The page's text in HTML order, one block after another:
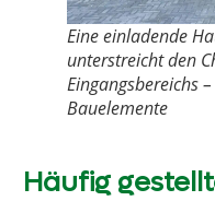
Eine einladende
unterstreicht den
Eingangsbereichs
Bauelemente
Häufig